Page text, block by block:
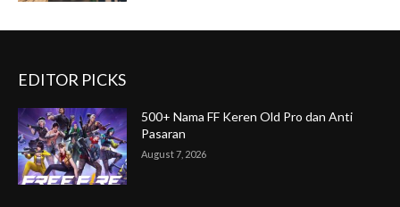
EDITOR PICKS
500+ Nama FF Keren Old Pro dan Anti
Pasaran
August 7, 2026